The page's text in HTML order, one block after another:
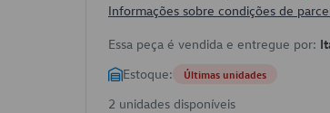
Informações sobre condições de
Essa peça é vendida e entregue por:
Estoque: Últimas unidades
2 unidades disponíveis